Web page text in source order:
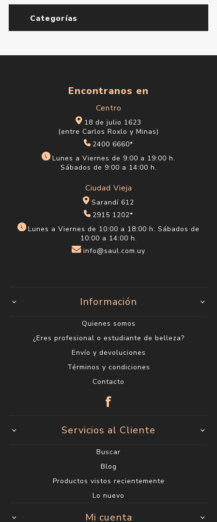
Categorías
Encontranos en
Centro
18 de julio 1623
(entre Carlos Roxlo y Minas)
2400 6660*
Lunes a Viernes de 9:00 a 19:00 h.
Sábados de 9:00 a 14:00 h.
Ciudad Vieja
Sarandí 612
2915 1202*
Lunes a Viernes de 10:00 a 18:00 h. Sábados de
10:00 a 14:00 h.
info@saul.com.uy
Información
Quienes somos
¿Eres profesional o estudiante de belleza?
Envío y devoluciones
Términos y condiciones
Contacto
Servicios al Cliente
Buscar
Blog
Productos vistos recientemente
Lo nuevo
Mi cuenta